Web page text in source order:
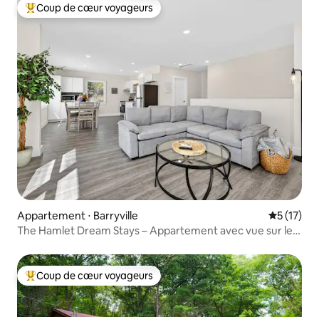
Coups de cœur voyageurs les plus appréciés
Coup de cœur voyageurs
Appartement ⋅ Barryville
5 (17)
The Hamlet Dream Stays – Appartement avec vue sur le
Coups de cœur voyageurs les plus appréciés
Coup de cœur voyageurs